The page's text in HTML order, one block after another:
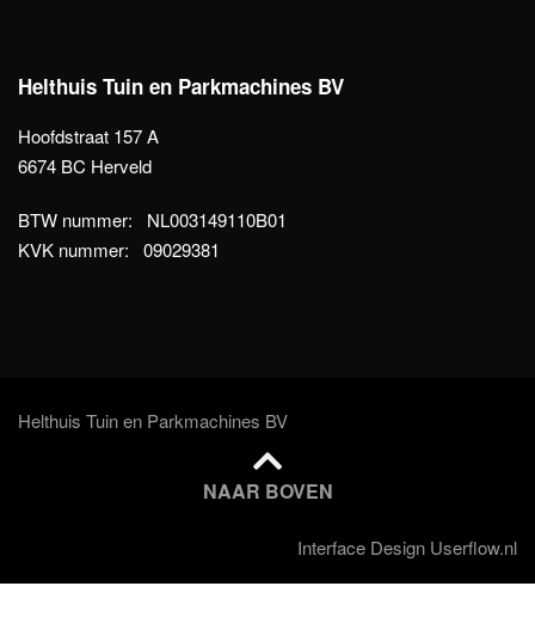
Helthuis Tuin en Parkmachines BV
Hoofdstraat 157 A
6674 BC Herveld
BTW nummer: NL003149110B01
KVK nummer: 09029381
Helthuis Tuin en Parkmachines BV
NAAR BOVEN
Interface Design Userflow.nl